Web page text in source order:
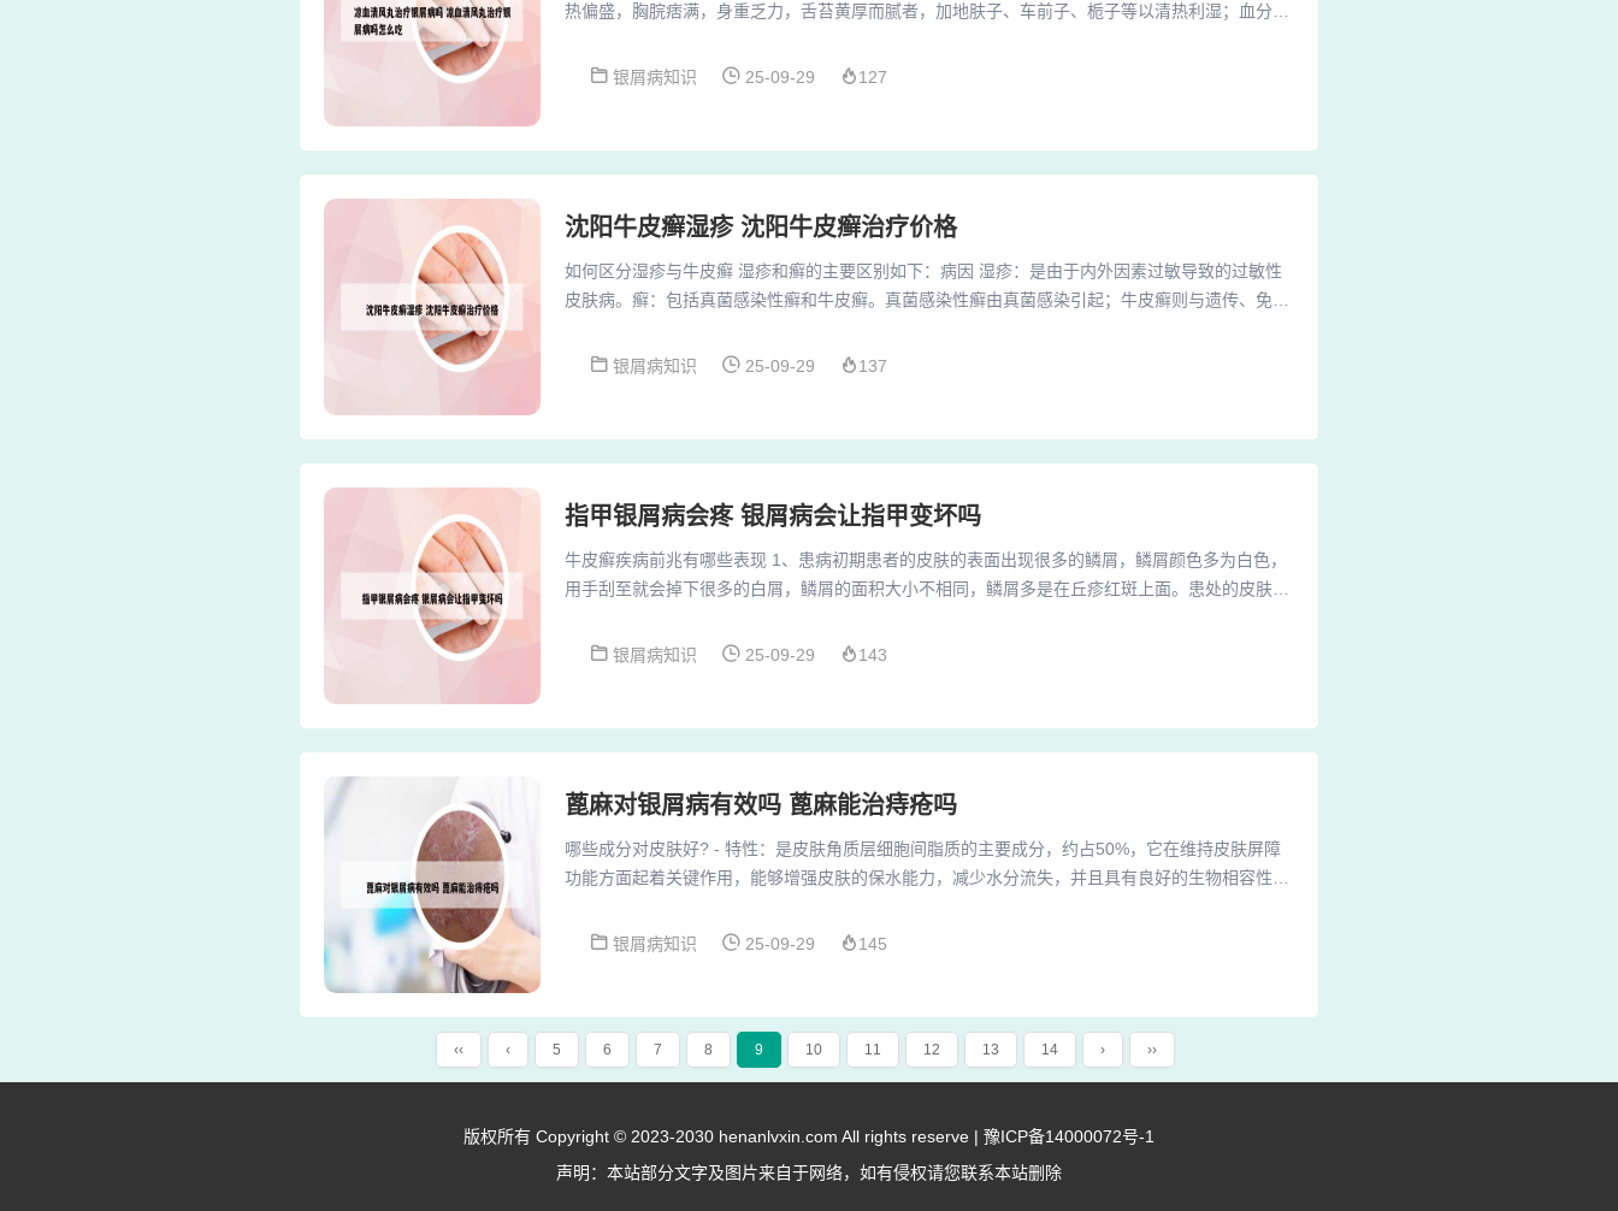
热偏盛，胸脘痞满，身重乏力，舌苔黄厚而腻者，加地肤子、车前子、栀子等以清热利湿；血分热
皮炎、药物性皮炎、神经性皮炎等属风湿热邪为患者，均可加减运用。荆芥、防风、白藓皮、黄
银屑病知识 25-09-29 127
沈阳牛皮癣湿疹 沈阳牛皮癣治疗价格
如何区分湿疹与牛皮癣 湿疹和癣的主要区别如下：病因 湿疹：是由于内外因素过敏导致的过敏性
皮肤病。癣：包括真菌感染性癣和牛皮癣。真菌感染性癣由真菌感染引起；牛皮癣则与遗传、免疫
可被侵，其皮损可在身体任何部位对称性发生。 湿疹是一种常见的过敏性炎症性皮肤病，因体内存
银屑病知识 25-09-29 137
指甲银屑病会疼 银屑病会让指甲变坏吗
牛皮癣疾病前兆有哪些表现 1、患病初期患者的皮肤的表面出现很多的鳞屑，鳞屑颜色多为白色，
用手刮至就会掉下很多的白屑，鳞屑的面积大小不相同，鳞屑多是在丘疹红斑上面。患处的皮肤会
屑病就是俗称的牛皮癣，它的发病主要与遗传、环境、免疫等多种因素相关，可以表现为全身泛发
银屑病知识 25-09-29 143
蓖麻对银屑病有效吗 蓖麻能治痔疮吗
哪些成分对皮肤好? - 特性：是皮肤角质层细胞间脂质的主要成分，约占50%，它在维持皮肤屏障
功能方面起着关键作用，能够增强皮肤的保水能力，减少水分流失，并且具有良好的生物相容性，
损伤和环境污染，并促进胶原蛋白生成，保持皮肤紧致和弹性。而维生素E则是一种抗氧化剂，能
银屑病知识 25-09-29 145
‹‹ ‹ 5 6 7 8 9 10 11 12 13 14 › ››
版权所有 Copyright © 2023-2030 henanlvxin.com All rights reserve | 豫ICP备14000072号-1
声明：本站部分文字及图片来自于网络，如有侵权请您联系本站删除